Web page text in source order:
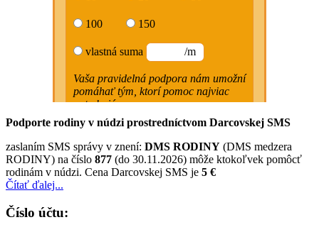
Podporte rodiny v núdzi prostredníctvom Darcovskej SMS
zaslaním SMS správy v znení: DMS RODINY (DMS medzera
RODINY) na číslo 877 (do 30.11.2026) môže ktokoľvek pomôcť
rodinám v núdzi. Cena Darcovskej SMS je 5 €
Čítať ďalej...
Číslo účtu: